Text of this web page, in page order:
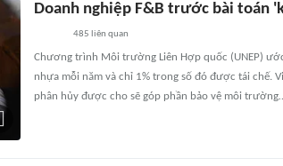
Doanh nghiệp F&B trước bài toán
485 liên quan
Chương trình Môi trường Liên Hợp quốc (UNEP)
nhựa mỗi năm và chỉ 1% trong số đó được tái chế.
phân hủy được cho sẽ góp phần bảo vệ môi